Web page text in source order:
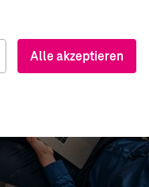
Alle akzeptieren